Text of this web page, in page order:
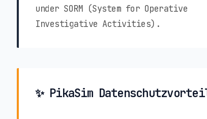
under SORM (System for Operative
Investigative Activities).
✨ PikaSim